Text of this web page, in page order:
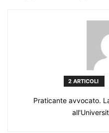
2 ARTICOLI
Praticante avvocato.